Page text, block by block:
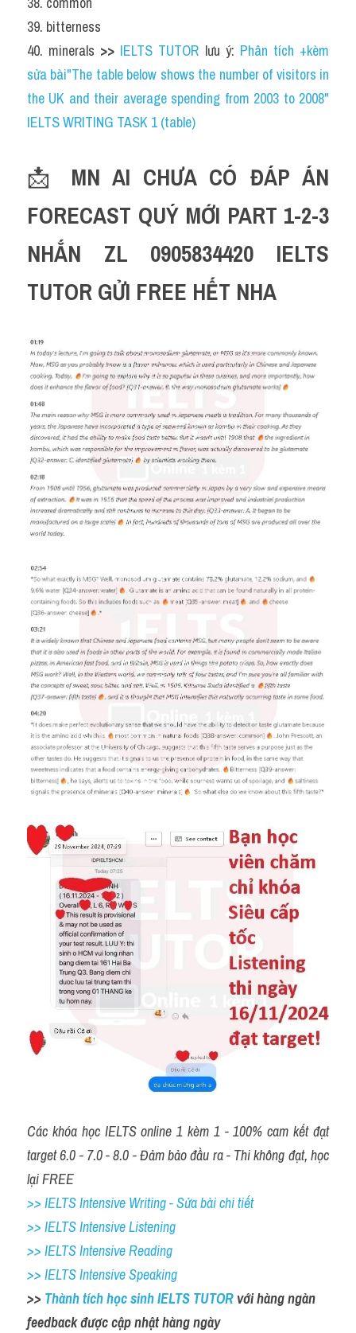
39. bitterness
40. minerals >> IELTS TUTOR lưu ý: Phân tích +kèm
sửa bài"The table below shows the number of visitors in
the UK and their average spending from 2003 to 2008"
IELTS WRITING TASK 1 (table)
📩 MN AI CHƯA CÓ ĐÁP ÁN
FORECAST QUÝ MỚI PART 1-2-3
NHẮN ZL 0905834420 IELTS
TUTOR GỬI FREE HẾT NHA
Các khóa học IELTS online 1 kèm 1 - 100% cam kết đạt
target 6.0 - 7.0 - 8.0 - Đảm bảo đầu ra - Thi không đạt, học
lại FREE
>> IELTS Intensive Writing - Sửa bài chi tiết
>> IELTS Intensive Listening
>> IELTS Intensive Reading
>> IELTS Intensive Speaking
>> Thành tích học sinh IELTS TUTOR với hàng ngàn
feedback được cập nhật hàng ngày